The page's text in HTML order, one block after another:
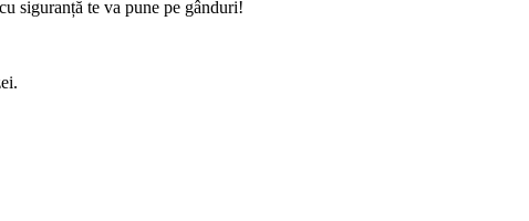
siguranță te va pune pe gânduri!